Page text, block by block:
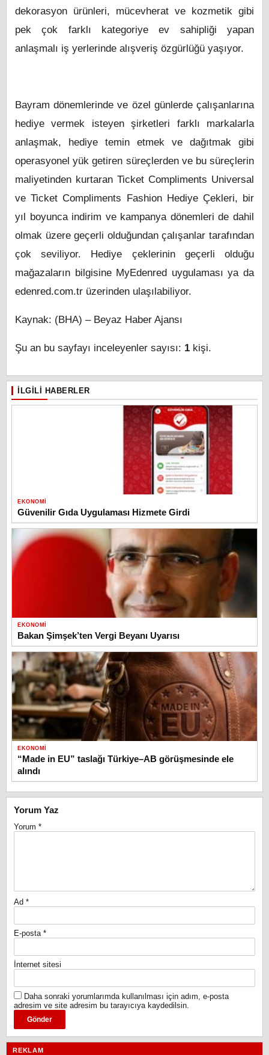
dekorasyon ürünleri, mücevherat ve kozmetik gibi
pek çok farklı kategoriye ev sahipliği yapan
anlaşmalı iş yerlerinde alışveriş özgürlüğü yaşıyor.
Bayram dönemlerinde ve özel günlerde çalışanlarına
hediye vermek isteyen şirketleri farklı markalarla
anlaşmak, hediye temin etmek ve dağıtmak gibi
operasyonel yük getiren süreçlerden ve bu süreçlerin
maliyetinden kurtaran Ticket Compliments Universal
ve Ticket Compliments Fashion Hediye Çekleri, bir
yıl boyunca indirim ve kampanya dönemleri de dahil
olmak üzere geçerli olduğundan çalışanlar tarafından
çok seviliyor. Hediye çeklerinin geçerli olduğu
mağazaların bilgisine MyEdenred uygulaması ya da
edenred.com.tr üzerinden ulaşılabiliyor.
Kaynak: (BHA) – Beyaz Haber Ajansı
Şu an bu sayfayı inceleyenler sayısı: 1 kişi.
İLGILI HABERLER
EKONOMI
Güvenilir Gıda Uygulaması Hizmete Girdi
EKONOMI
Bakan Şimşek’ten Vergi Beyanı Uyarısı
EKONOMI
“Made in EU” taslağı Türkiye–AB görüşmesinde ele
alındı
Yorum Yaz
Yorum *
Ad *
E-posta *
İnternet sitesi
Daha sonraki yorumlarımda kullanılması için adım, e-posta
adresim ve site adresim bu tarayıcıya kaydedilsin.
REKLAM